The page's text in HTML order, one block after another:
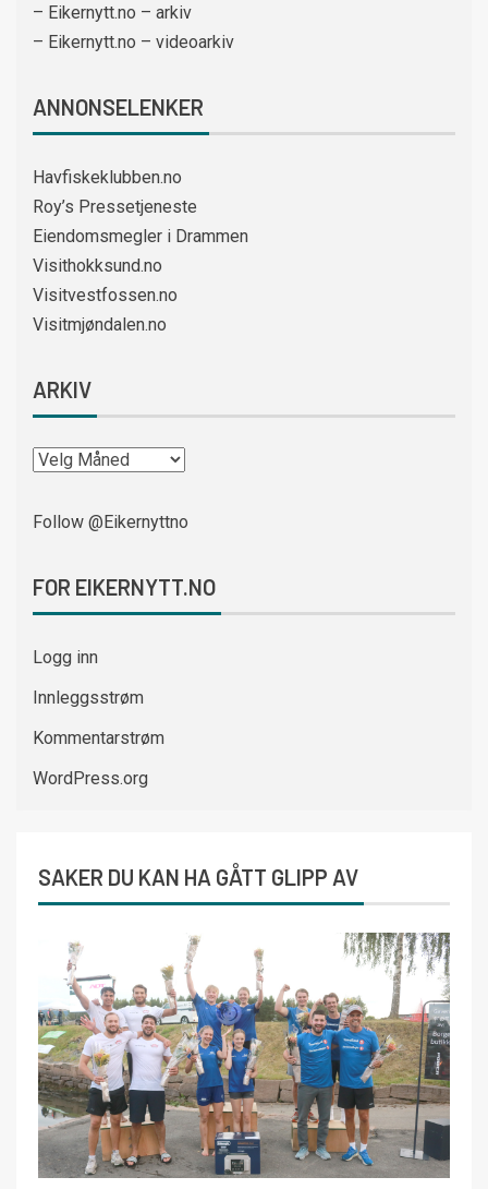
– Eikernytt.no – arkiv
– Eikernytt.no – videoarkiv
ANNONSELENKER
Havfiskeklubben.no
Roy’s Pressetjeneste
Eiendomsmegler i Drammen
Visithokksund.no
Visitvestfossen.no
Visitmjøndalen.no
ARKIV
Follow @Eikernyttno
FOR EIKERNYTT.NO
Logg inn
Innleggsstrøm
Kommentarstrøm
WordPress.org
SAKER DU KAN HA GÅTT GLIPP AV